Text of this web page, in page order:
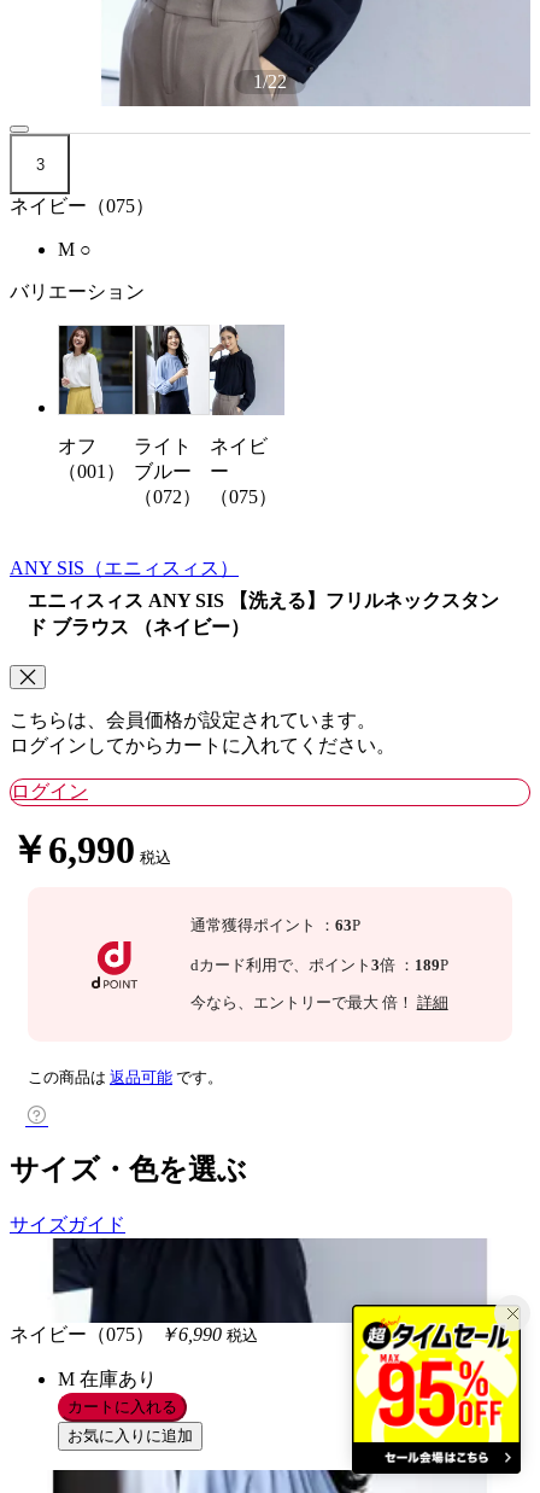
1/22
3
ネイビー（075）
M ○
バリエーション
オフ
（001）
ライト
ブルー
（072）
ネイビ
ー
（075）
ANY SIS （エニィスィス）
エニィスィス ANY SIS 【洗える】フリルネックスタン
ド ブラウス （ネイビー）
こちらは、会員価格が設定されています。
ログインしてからカートに入れてください。
ログイン
￥6,990 税込
通常獲得ポイント ： 63P
dカード利用で、 ポイント 3倍 ： 189P
今なら 、エントリーで最大 倍！ 詳細
この商品は 返品可能 です。
サイズ・色を選ぶ
サイズガイド
ネイビー（075） ￥6,990 税込
M 在庫あり
カートに入れる
お気に入りに追加